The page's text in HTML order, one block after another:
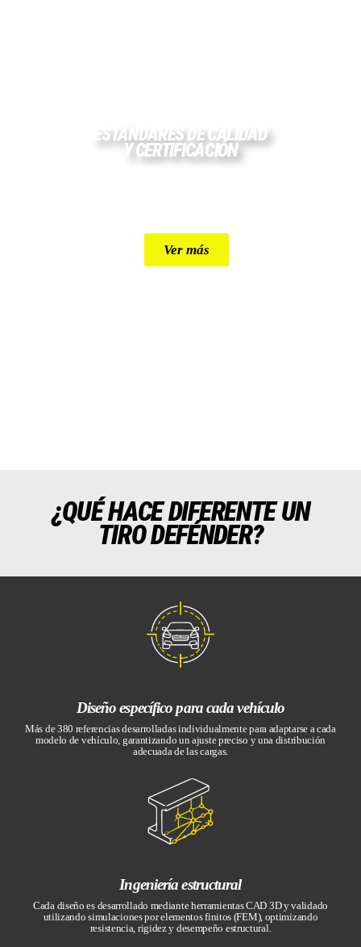
ESTÁNDARES DE CALIDAD
Y CERTIFICACIÓN
Ver más
¿QUÉ HACE DIFERENTE UN
TIRO DEFÉNDER?
Diseño específico para cada vehículo
Más de 380 referencias desarrolladas individualmente para adaptarse a cada
modelo de vehículo, garantizando un ajuste preciso y una distribución
adecuada de las cargas.
Ingeniería estructural
Cada diseño es desarrollado mediante herramientas CAD 3D y validado
utilizando simulaciones por elementos finitos (FEM), optimizando
resistencia, rigidez y desempeño estructural.